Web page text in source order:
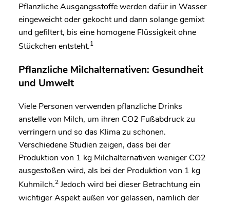
Pflanzliche Ausgangsstoffe werden dafür in Wasser
eingeweicht oder gekocht und dann solange gemixt
und gefiltert, bis eine homogene Flüssigkeit ohne
Stückchen entsteht.1
Pflanzliche Milchalternativen: Gesundheit
und Umwelt
Viele Personen verwenden pflanzliche Drinks
anstelle von Milch, um ihren CO2 Fußabdruck zu
verringern und so das Klima zu schonen.
Verschiedene Studien zeigen, dass bei der
Produktion von 1 kg Milchalternativen weniger CO2
ausgestoßen wird, als bei der Produktion von 1 kg
Kuhmilch.2 Jedoch wird bei dieser Betrachtung ein
wichtiger Aspekt außen vor gelassen, nämlich der